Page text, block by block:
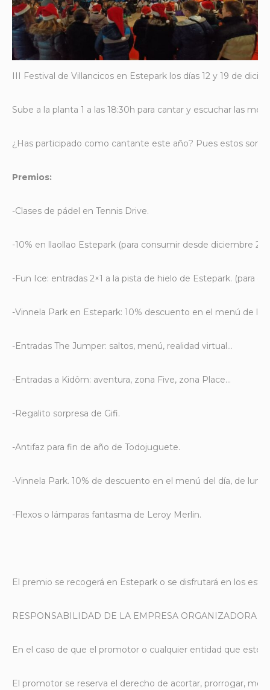
III Festival de Villancicos en Estepark los días 12 y 19 de
Sube a la planta 1 a las 18:30h para cantar y escuchar las
¿Has participado como cantante este año? Pues estos son
Premios:
-Clases de pádel en Tennis Drive.
-10% en llaollao Estepark (para consumir desde diciembre
-Fun Ice: entradas 2×1 a la pista de hielo de Estepark. (para
-Vinnela Park en Estepark: 10% descuento en el menú de
-Entradas The Jumper: saltos, menú, realidad virtual…
-Entradas a Kidôm: aventura, zona Five, zona Place…
-Regalito sorpresa de Gifi.
-Antifaz para fin de año de Todojuguete.
-Vinnela Park. 10% de descuento en el menú del día, de
-Flexos o lámparas fantasma de Leroy Merlin.
El premio se recogerá en Estepark o se disfrutará en los
RESPONSABILIDAD DE LA EMPRESA ORGANIZADORA
En el caso de que el promotor o cualquier entidad que esté
El promotor se reserva el derecho de acortar, prorrogar,